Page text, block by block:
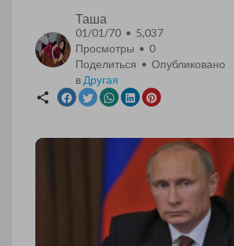
Таша
01/01/70 • 5,037
Просмотры • 0
Поделиться • Опубликовано
в Другая